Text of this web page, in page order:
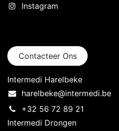
Instagram
Contacteer Ons
Intermedi Harelbeke
harelbeke@intermedi.be
+32 56 72 89 21
Intermedi Drongen